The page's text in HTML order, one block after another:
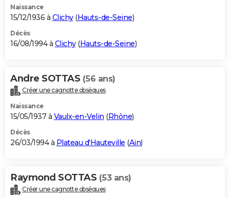
Naissance
15/12/1936 à Clichy(Hauts-de-Seine)
Décès
16/08/1994 à Clichy(Hauts-de-Seine)
Andre SOTTAS (56 ans)
Créer une cagnotte obsèques
Naissance
15/05/1937 à Vaulx-en-Velin (Rhône)
Décès
26/03/1994 à Plateau d'Hauteville (Ain)
Raymond SOTTAS (53 ans)
Créer une cagnotte obsèques